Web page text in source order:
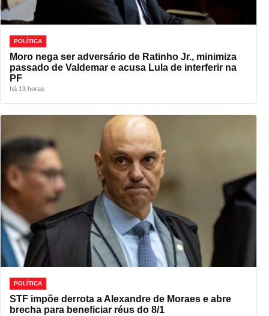
POLÍTICA
Moro nega ser adversário de Ratinho Jr., minimiza
passado de Valdemar e acusa Lula de interferir na
PF
há 13 horas
POLÍTICA
STF impõe derrota a Alexandre de Moraes e abre
brecha para beneficiar réus do 8/1